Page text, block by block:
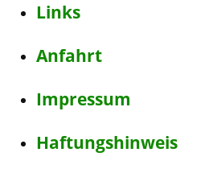
Links
Anfahrt
Impressum
Haftungshinweis